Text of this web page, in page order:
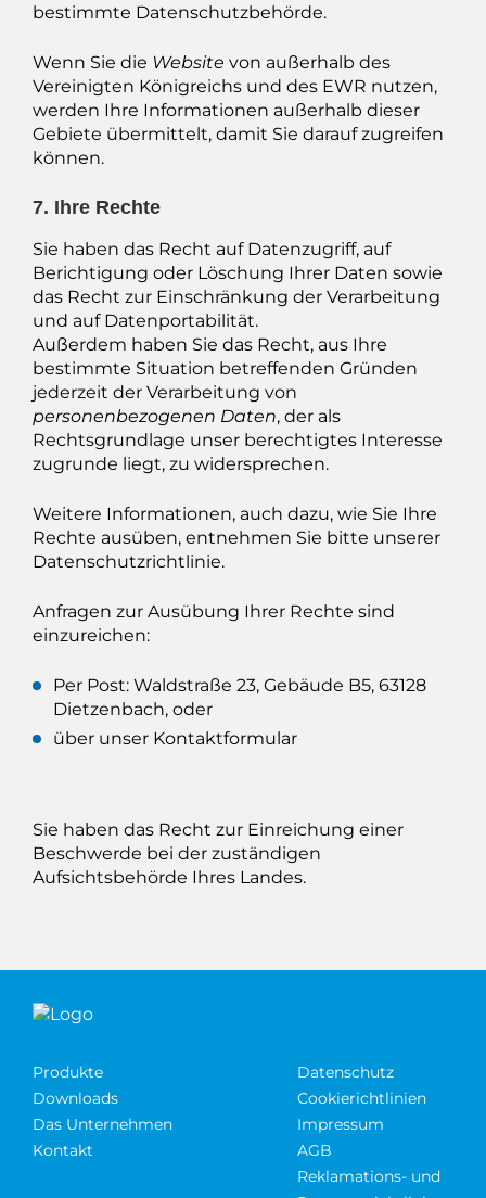
bestimmte Datenschutzbehörde.
Wenn Sie die Website von außerhalb des
Vereinigten Königreichs und des EWR nutzen,
werden Ihre Informationen außerhalb dieser
Gebiete übermittelt, damit Sie darauf zugreifen
können.
7. Ihre Rechte
Sie haben das Recht auf Datenzugriff, auf
Berichtigung oder Löschung Ihrer Daten sowie
das Recht zur Einschränkung der Verarbeitung
und auf Datenportabilität.
Außerdem haben Sie das Recht, aus Ihre
bestimmte Situation betreffenden Gründen
jederzeit der Verarbeitung von
personenbezogenen Daten, der als
Rechtsgrundlage unser berechtigtes Interesse
zugrunde liegt, zu widersprechen.
Weitere Informationen, auch dazu, wie Sie Ihre
Rechte ausüben, entnehmen Sie bitte unserer
Datenschutzrichtlinie.
Anfragen zur Ausübung Ihrer Rechte sind
einzureichen:
Per Post: Waldstraße 23, Gebäude B5, 63128
Dietzenbach, oder
über unser Kontaktformular
Sie haben das Recht zur Einreichung einer
Beschwerde bei der zuständigen
Aufsichtsbehörde Ihres Landes.
Produkte
Downloads
Das Unternehmen
Kontakt
Datenschutz
Cookierichtlinien
Impressum
AGB
Reklamations- und